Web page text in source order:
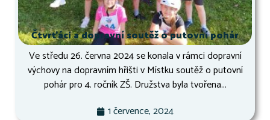
Čtvrťáci a dopravní soutěž o putovní pohár
Ve středu 26. června 2024 se konala v rámci dopravní
výchovy na dopravním hřišti v Místku soutěž o putovní
pohár pro 4. ročník ZŠ. Družstva byla tvořena...
1 července, 2024